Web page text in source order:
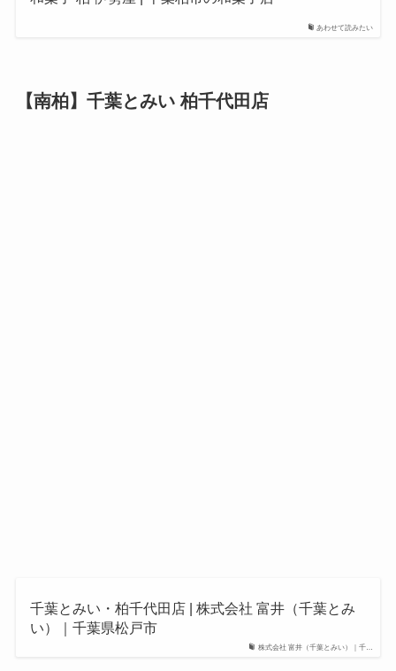
あわせて読みたい
【南柏】千葉とみい 柏千代田店
株式会社 富井（千葉とみい）｜千…
千葉とみい・柏千代田店 | 株式会社 富井（千葉とみ
い）｜千葉県松戸市